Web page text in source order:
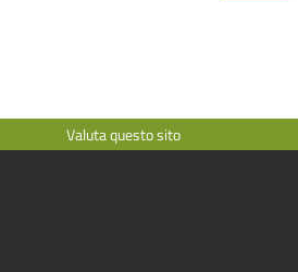
Valuta questo sito